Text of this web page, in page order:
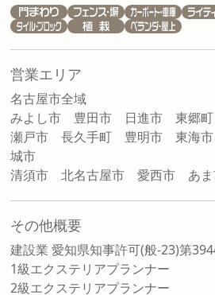
営業エリア
名古屋市全域
みよし市 豊田市 日進市 東郷
瀬戸市 長久手町 豊明市 東海
城市
清須市 北名古屋市 愛西市 あ
その他概要
建設業 愛知県知事許可(般-23)第
1級エクステリアプランナー
2級エクステリアプランナー